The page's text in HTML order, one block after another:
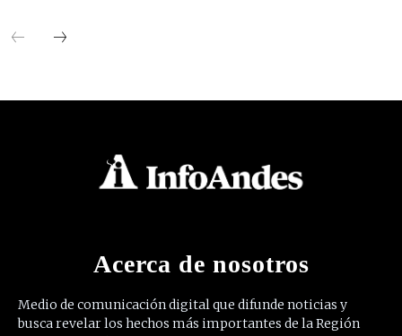
Acerca de nosotros
Medio de comunicación digital que difunde noticias y
busca revelar los hechos más importantes de la Región